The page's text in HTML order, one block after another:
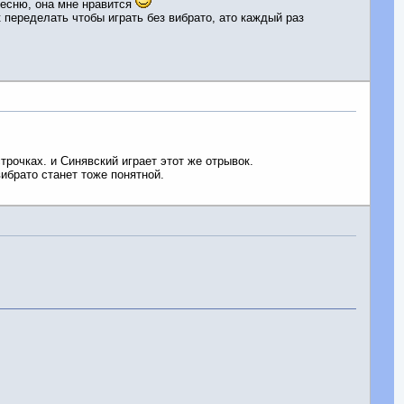
она мне нравится
чтобы играть без вибрато, ато каждый раз
и Синявский играет этот же отрывок.
станет тоже понятной.